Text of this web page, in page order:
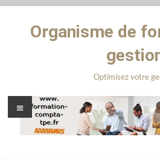
Organisme de
Optimisez votre